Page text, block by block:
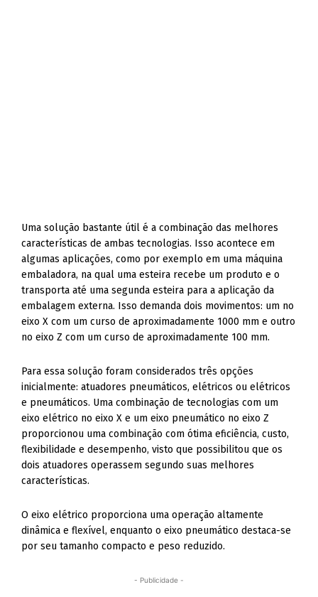
Uma solução bastante útil é a combinação das melhores
características de ambas tecnologias. Isso acontece em
algumas aplicações, como por exemplo em uma máquina
embaladora, na qual uma esteira recebe um produto e o
transporta até uma segunda esteira para a aplicação da
embalagem externa. Isso demanda dois movimentos: um no
eixo X com um curso de aproximadamente 1000 mm e outro
no eixo Z com um curso de aproximadamente 100 mm.
Para essa solução foram considerados três opções
inicialmente: atuadores pneumáticos, elétricos ou elétricos
e pneumáticos. Uma combinação de tecnologias com um
eixo elétrico no eixo X e um eixo pneumático no eixo Z
proporcionou uma combinação com ótima eficiência, custo,
flexibilidade e desempenho, visto que possibilitou que os
dois atuadores operassem segundo suas melhores
características.
O eixo elétrico proporciona uma operação altamente
dinâmica e flexível, enquanto o eixo pneumático destaca-se
por seu tamanho compacto e peso reduzido.
- Publicidade -